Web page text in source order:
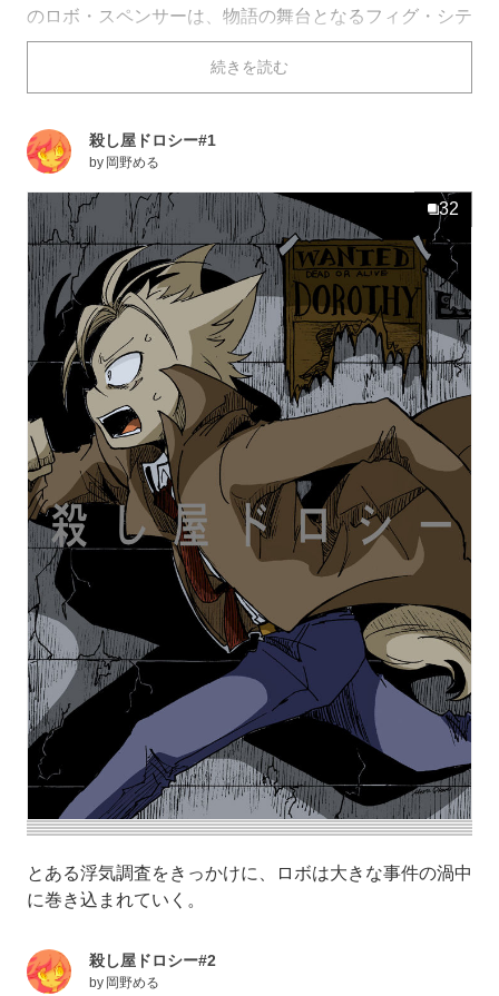
のロボ・スペンサーは、物語の舞台となるフィグ・シテ
ィで探偵事務所を営んでいます。ロボはある日、事務所
を訪れた美女、リサ・クリステンから浮気調査の依頼を
受け、マット・ラリーの尾行を開始することになるので
まいます！ この一件をきっかけに、ロボは大きな事件
へと巻き込まれていきます。 マットが死に際に放った
「殺すのだけはかんべんしてくれよ!!ドロシー!!」という
言葉。この「ドロシー」とは一体何者なのでしょうか？
次々と明るみになっていく事件の真相、繋がっていく登
場人物たち。迫力のあるバトルシーンは、読んでいる私
たちにまでキャラクターの息づかいが伝わってくるよう
です。 あなたも殺し屋ドロシーの謎を追ってみません
か？
続きを読む
殺し屋ドロシー#1
by 岡野める
32
とある浮気調査をきっかけに、ロボは大きな事件の渦中
に巻き込まれていく。
殺し屋ドロシー#2
by 岡野める